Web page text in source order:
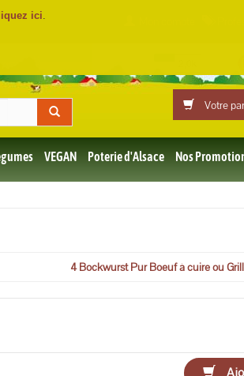
Votre
VEGAN Poterie d'Alsace Nos
4 Bockwurst Pur Boeuf à cuire ou
ici.